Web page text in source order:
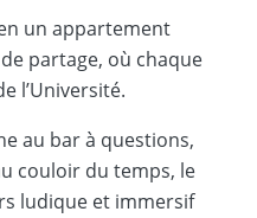
un appartement
partage, où chaque
l’Université.
au bar à questions,
couloir du temps, le
ludique et immersif